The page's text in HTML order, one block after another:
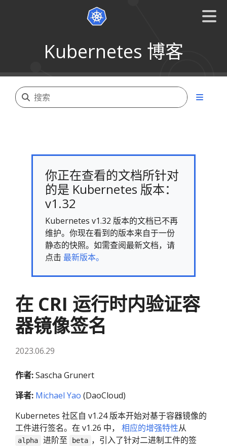
Kubernetes 博客
你正在查看的文档所针对
的是 Kubernetes 版本：
v1.32
Kubernetes v1.32 版本的文档已不再
维护。你现在看到的版本来自于一份
静态的快照。如需查阅最新文档，请
点击 最新版本。
在 CRI 运行时内验证容
器镜像签名
2023.06.29
作者:Sascha Grunert
译者: Michael Yao (DaoCloud)
Kubernetes 社区自 v1.24 版本开始对基于容器镜像的
工件进行签名。在 v1.26 中， 相应的增强特性从
alpha 进阶至 beta ，引入了针对二进制工件的签